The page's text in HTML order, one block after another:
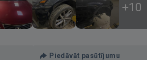
+10
Piedāvāt pasūtījumu